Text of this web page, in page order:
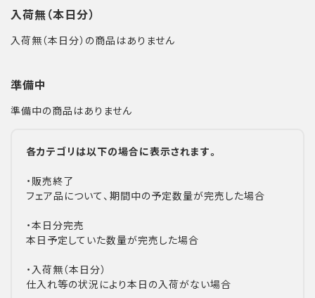
入荷無（本日分）
入荷無（本日分）の商品はありません
準備中
準備中の商品はありません
各カテゴリは以下の場合に表示されます。
・販売終了
フェア品について、期間中の予定数量が完売した場合
・本日分完売
本日予定していた数量が完売した場合
・入荷無（本日分）
仕入れ等の状況により本日の入荷がない場合